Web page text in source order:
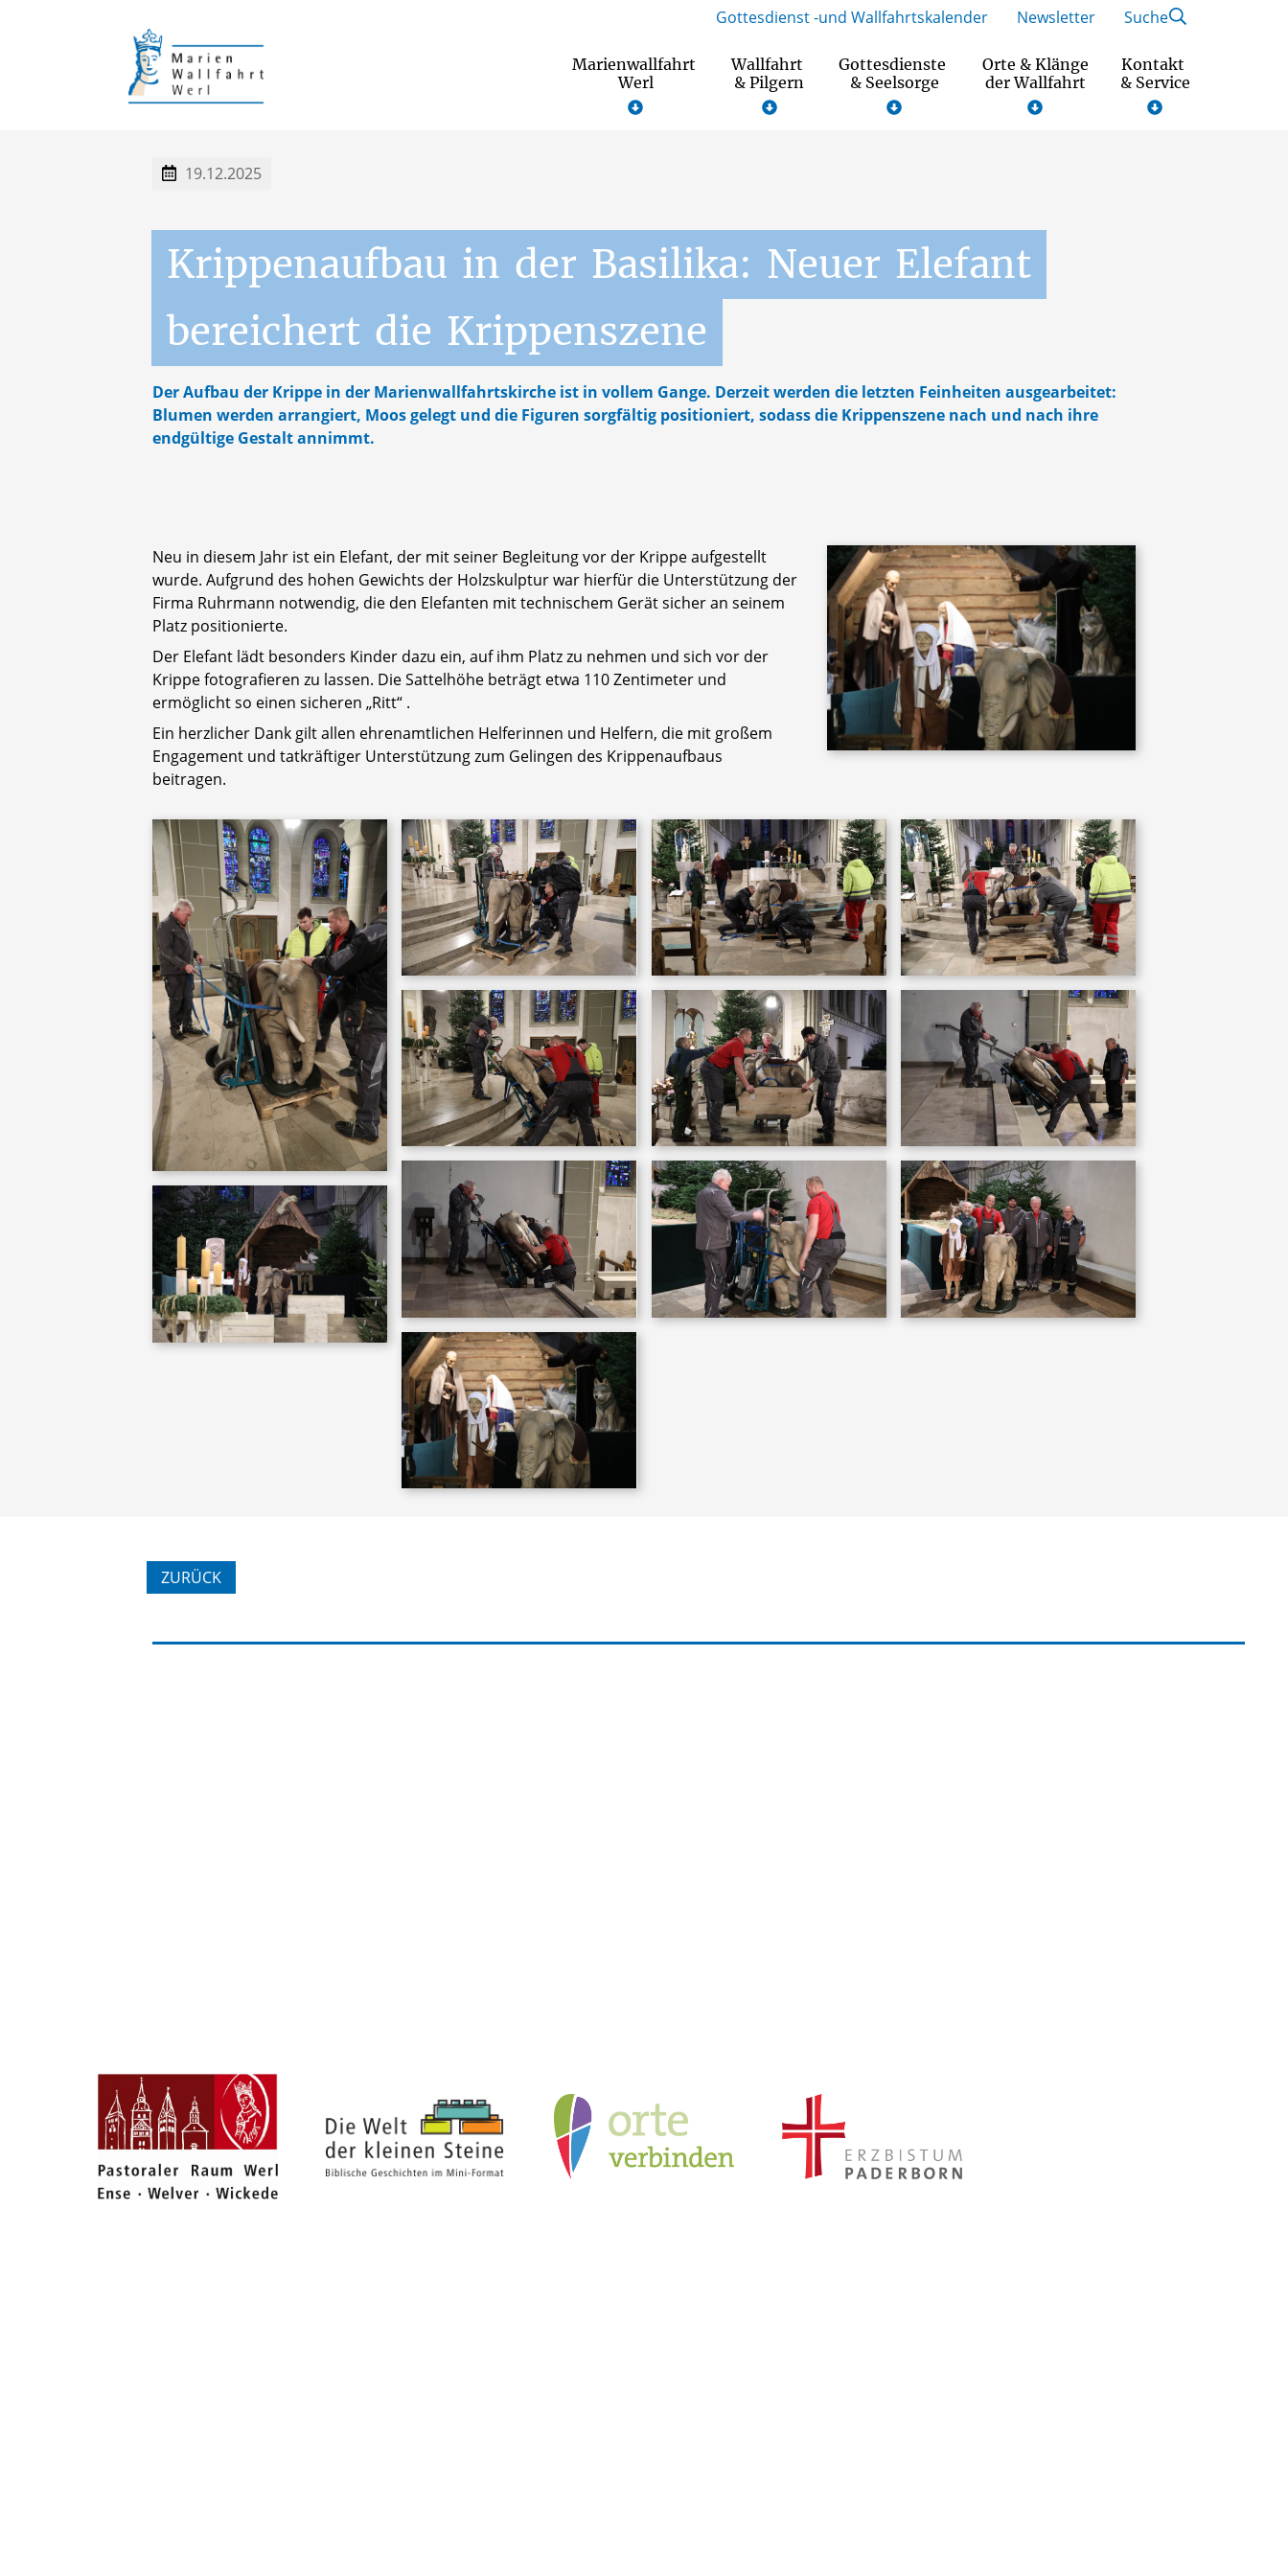
Marienwallfahrt
Werl
Wallfahrt
& Pilgern
Gottesdienste
& Seelsorge
Orte & Klänge
der Wallfahrt
Kontakt
& Service
Gottesdienst -und Wallfahrtskalender Newsletter Suche
19.12.2025
Krippenaufbau in der Basilika: Neuer Elefant
bereichert die Krippenszene
Der Aufbau der Krippe in der Marienwallfahrtskirche ist in vollem Gange. Derzeit werden die letzten Feinheiten ausgearbeitet:
Blumen werden arrangiert, Moos gelegt und die Figuren sorgfältig positioniert, sodass die Krippenszene nach und nach ihre
endgültige Gestalt annimmt.
Neu in diesem Jahr ist ein Elefant, der mit seiner Begleitung vor der Krippe aufgestellt
wurde. Aufgrund des hohen Gewichts der Holzskulptur war hierfür die Unterstützung der
Firma Ruhrmann notwendig, die den Elefanten mit technischem Gerät sicher an seinem
Platz positionierte.
Der Elefant lädt besonders Kinder dazu ein, auf ihm Platz zu nehmen und sich vor der
Krippe fotografieren zu lassen. Die Sattelhöhe beträgt etwa 110 Zentimeter und
ermöglicht so einen sicheren „Ritt“ .
Ein herzlicher Dank gilt allen ehrenamtlichen Helferinnen und Helfern, die mit großem
Engagement und tatkräftiger Unterstützung zum Gelingen des Krippenaufbaus
beitragen.
ZURÜCK